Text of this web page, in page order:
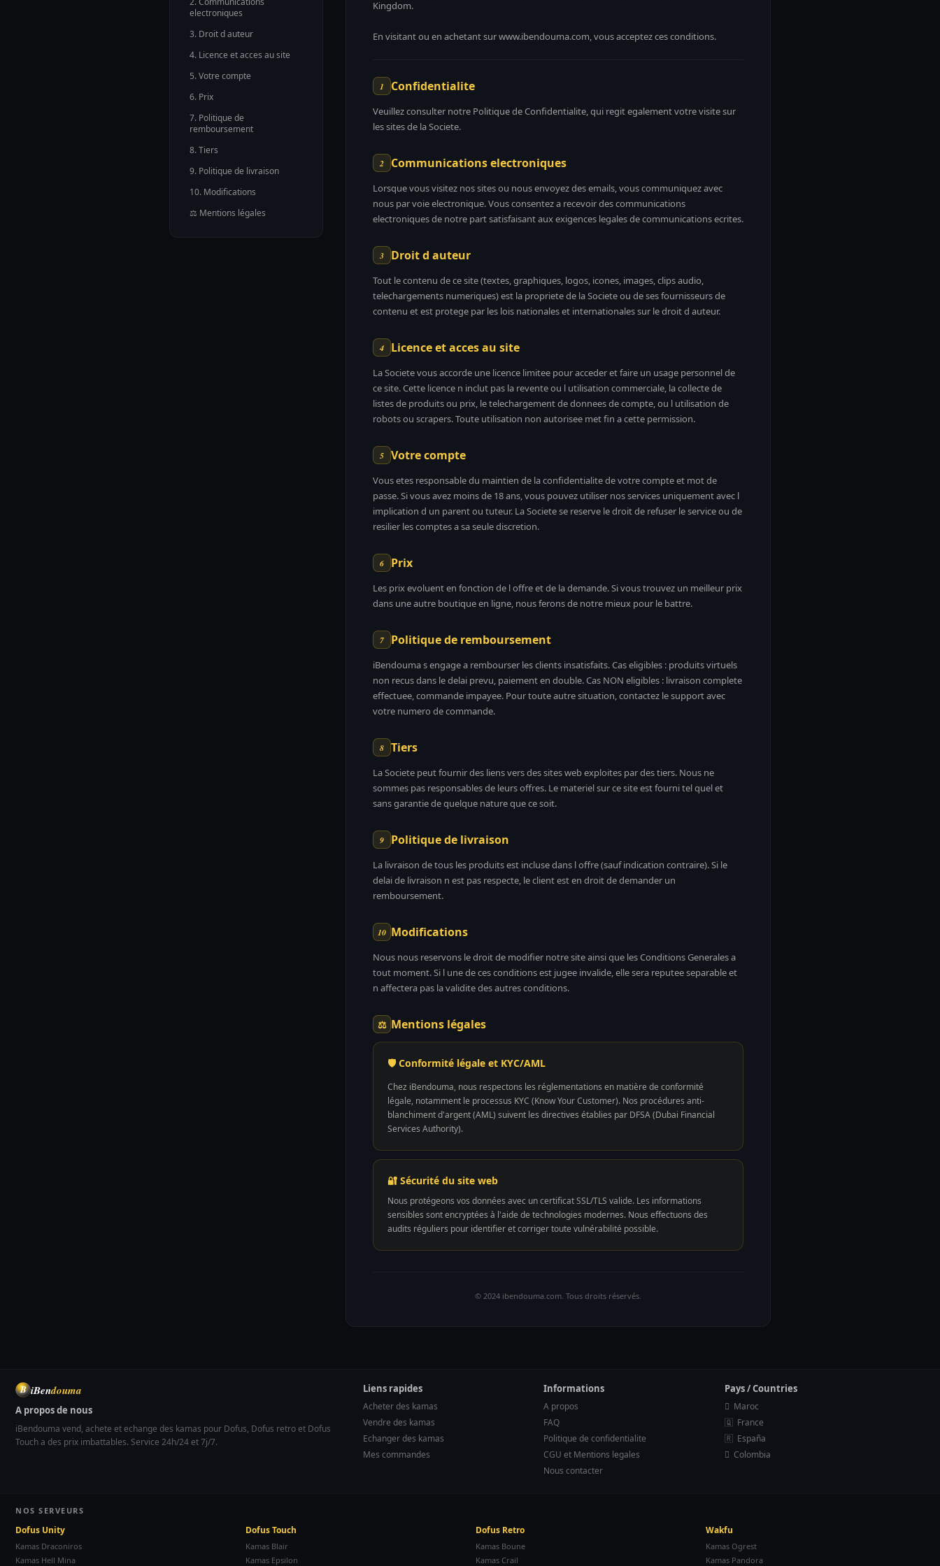
electroniques
3. Droit d auteur
4. Licence et acces au site
5.Votre compte
6. Prix
7. Politique de
remboursement
8.Tiers
9. Politique de livraison
10. Modifications
⚖ Mentions légales
Kingdom.
En visitant ou en achetant sur www.ibendouma.com, vous acceptez ces conditions.
1 Confidentialite
Veuillez consulter notre Politique de Confidentialite, qui regit egalement votre visite sur
les sites de la Societe.
2 Communications electroniques
Lorsque vous visitez nos sites ou nous envoyez des emails, vous communiquez avec
nous par voie electronique. Vous consentez a recevoir des communications
electroniques de notre part satisfaisant aux exigences legales de communications ecrites.
3 Droit d auteur
Tout le contenu de ce site (textes, graphiques, logos, icones, images, clips audio,
telechargements numeriques) est la propriete de la Societe ou de ses fournisseurs de
contenu et est protege par les lois nationales et internationales sur le droit d auteur.
4 Licence et acces au site
La Societe vous accorde une licence limitee pour acceder et faire un usage personnel de
ce site. Cette licence n inclut pas la revente ou l utilisation commerciale, la collecte de
listes de produits ou prix, le telechargement de donnees de compte, ou l utilisation de
robots ou scrapers. Toute utilisation non autorisee met fin a cette permission.
5 Votre compte
Vous etes responsable du maintien de la confidentialite de votre compte et mot de
passe. Si vous avez moins de 18 ans, vous pouvez utiliser nos services uniquement avec l
implication d un parent ou tuteur. La Societe se reserve le droit de refuser le service ou de
resilier les comptes a sa seule discretion.
6 Prix
Les prix evoluent en fonction de l offre et de la demande. Si vous trouvez un meilleur prix
dans une autre boutique en ligne, nous ferons de notre mieux pour le battre.
7 Politique de remboursement
iBendouma s engage a rembourser les clients insatisfaits. Cas eligibles : produits virtuels
non recus dans le delai prevu, paiement en double. Cas NON eligibles : livraison complete
effectuee, commande impayee. Pour toute autre situation, contactez le support avec
votre numero de commande.
8 Tiers
La Societe peut fournir des liens vers des sites web exploites par des tiers. Nous ne
sommes pas responsables de leurs offres. Le materiel sur ce site est fourni tel quel et
sans garantie de quelque nature que ce soit.
9 Politique de livraison
La livraison de tous les produits est incluse dans l offre (sauf indication contraire). Si le
delai de livraison n est pas respecte, le client est en droit de demander un
remboursement.
10 Modifications
Nous nous reservons le droit de modifier notre site ainsi que les Conditions Generales a
tout moment. Si l une de ces conditions est jugee invalide, elle sera reputee separable et
n affectera pas la validite des autres conditions.
⚖ Mentions légales
🛡️ Conformité légale et KYC/AML
Chez iBendouma, nous respectons les réglementations en matière de conformité
légale, notamment le processus KYC (Know Your Customer). Nos procédures anti-
blanchiment d'argent (AML) suivent les directives établies par DFSA (Dubai Financial
Services Authority).
🔐 Sécurité du site web
Nous protégeons vos données avec un certificat SSL/TLS valide. Les informations
sensibles sont encryptées à l'aide de technologies modernes. Nous effectuons des
audits réguliers pour identifier et corriger toute vulnérabilité possible.
© 2024 ibendouma.com. Tous droits réservés.
B iBendouma
A propos de nous
iBendouma vend, achete et echange des kamas pour Dofus, Dofus retro et Dofus
Touch a des prix imbattables. Service 24h/24 et 7j/7.
Liens rapides
Acheter des kamas
Vendre des kamas
Echanger des kamas
Mes commandes
Informations
A propos
FAQ
Politique de confidentialite
CGU et Mentions legales
Nous contacter
Pays / Countries
🇠 Maroc
🇶 France
🇷 España
🆸 Colombia
NOS SERVEURS
Dofus Unity
Kamas Draconiros
Kamas Hell Mina
Dofus Touch
Kamas Blair
Kamas Epsilon
Dofus Retro
Kamas Boune
Kamas Crail
Wakfu
Kamas Ogrest
Kamas Pandora